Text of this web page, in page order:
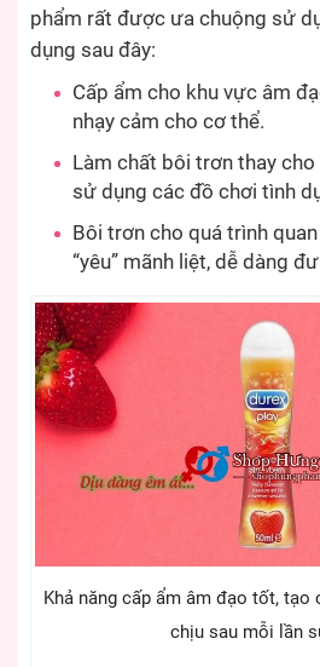
phẩm rất được ưa chuộng sử
dụng sau đây:
Cấp ẩm cho khu vực âm
nhạy cảm cho cơ thể.
Làm chất bôi trơn thay
sử dụng các đồ chơi tình
Bôi trơn cho quá trình
“yêu” mãnh liệt, dễ dàng
Khả năng cấp ẩm âm đạo tốt, tạo
chịu sau mỗi lần